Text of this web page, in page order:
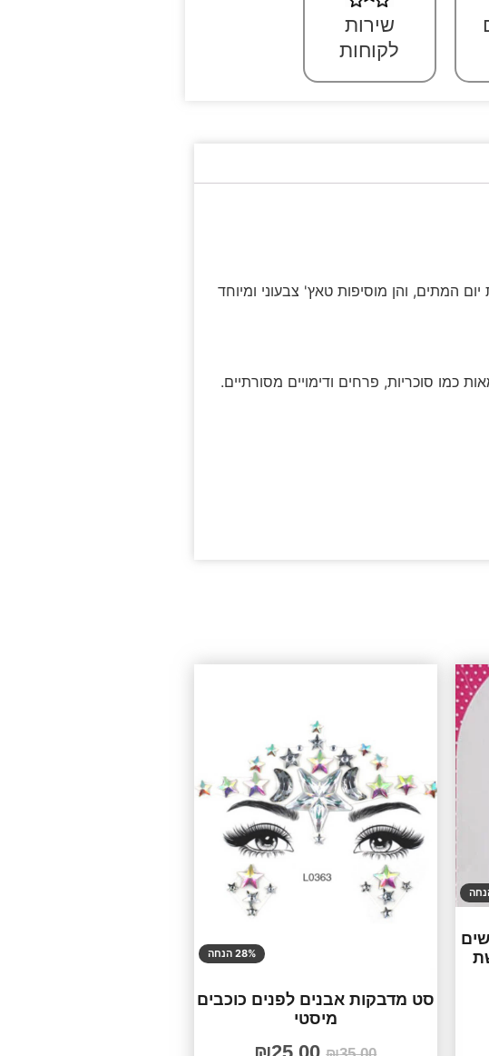
שירות
לקוחות
המתים, והן מוסיפות טאץ' צבעוני ומיוחד
כמו סוכריות, פרחים ודימויים מסורתיים.
28% הנחה
סט מדבקות אבנים לפנים כוכבים
מיסטי